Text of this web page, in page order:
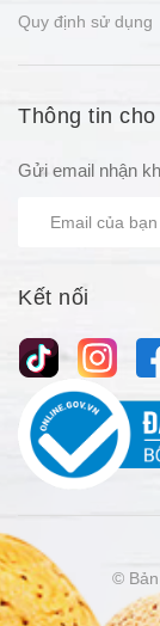
Quy định sử dụng
Thông tin
Gửi email nhận
Kết nối
©